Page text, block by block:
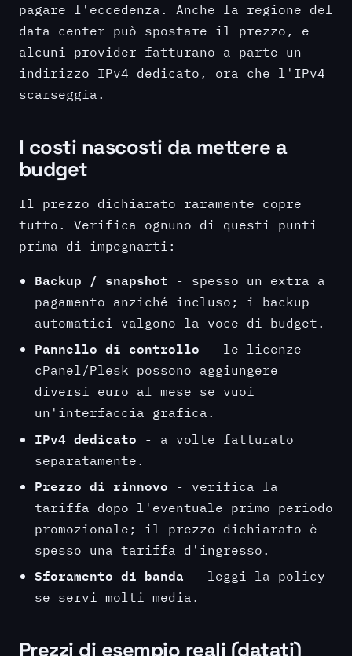
pagare l'eccedenza. Anche la regione del
data center può spostare il prezzo, e
alcuni provider fatturano a parte un
indirizzo IPv4 dedicato, ora che l'IPv4
scarseggia.
I costi nascosti da mettere a
budget
Il prezzo dichiarato raramente copre
tutto. Verifica ognuno di questi punti
prima di impegnarti:
Backup / snapshot - spesso un extra a
pagamento anziché incluso; i backup
automatici valgono la voce di budget.
Pannello di controllo - le licenze
cPanel/Plesk possono aggiungere
diversi euro al mese se vuoi
un'interfaccia grafica.
IPv4 dedicato - a volte fatturato
separatamente.
Prezzo di rinnovo - verifica la
tariffa dopo l'eventuale primo periodo
promozionale; il prezzo dichiarato è
spesso una tariffa d'ingresso.
Sforamento di banda - leggi la policy
se servi molti media.
Prezzi di esempio reali (datati)